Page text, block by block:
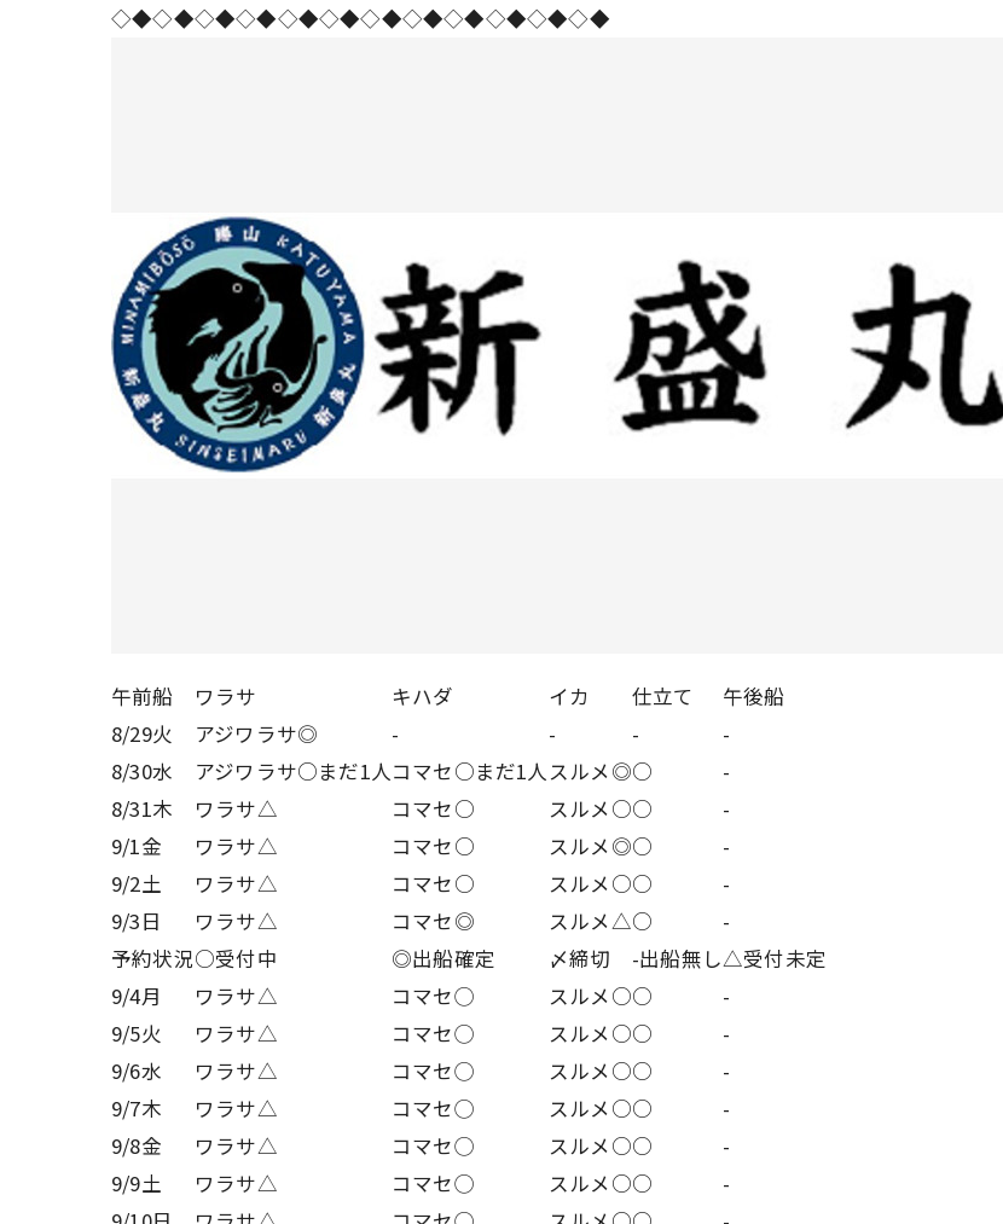
◇◆◇◆◇◆◇◆◇◆◇◆◇◆◇◆◇◆◇◆◇◆◇◆
午前船 ワラサ キハダ イカ 仕立て
午後船
8/29火
アジワラサ◎ - - -
-
8/30水
アジワラサ○まだ1人コマセ○まだ1人スルメ◎○
-
8/31木
ワラサ△ コマセ○ スルメ○○
-
9/1金
ワラサ△ コマセ○ スルメ◎○
-
9/2土
ワラサ△ コマセ○ スルメ○○
-
9/3日
ワラサ△ コマセ◎ スルメ△○
-
予約状況○受付中 ◎出船確定 〆締切 -出船無し△受付未定
9/4月
ワラサ△ コマセ◯ スルメ○○
-
9/5火
ワラサ△ コマセ◯ スルメ○○
-
9/6水
ワラサ△ コマセ◯ スルメ○○
-
9/7木
ワラサ△ コマセ◯ スルメ○○
-
9/8金
ワラサ△ コマセ◯ スルメ○○
-
9/9土
ワラサ△ コマセ◯ スルメ○○
-